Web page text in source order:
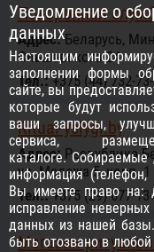
Похоронная
Адрес:Беларусь,
Ольшевского 24
Тел.:+375 (44) 732-
Ritual-yslygi.by
Адрес:Республика
ул. Мележа 5, корп. 1
Тел.:+375 (29) 677-
Магазин
Уведомление о
данных
Настоящим
заполнении формы
сайте, вы
которые будут
ваши запросы,
сервиса,
каталоге.
информация (телефон,
Вы имеете право на:
исправление
данных из нашей
быть отозвано в